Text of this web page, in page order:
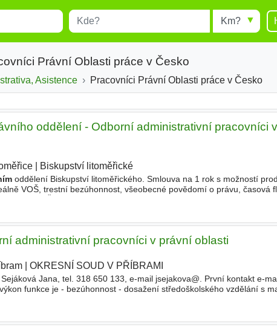
Místo Radius
Právní Oblasti práce v Česko
Asistence Pracovníci Právní Oblasti práce v Česko
oddělení - Odborní administrativní pracovníci
| Biskupství litoměřické|
oddělení Biskupství litoměřického. Smlouva na 1 rok s možností
VOŠ, trestní bezúhonnost, všeobecné povědomí o právu, časová
administrativní pracovníci v právní oblasti
| OKRESNÍ SOUD V PŘÍBRAMI
Jana, tel. 318 650 133, e-mail jsejakova@. První kontakt e-
funkce je - bezúhonnost - dosažení středoškolského vzdělání s